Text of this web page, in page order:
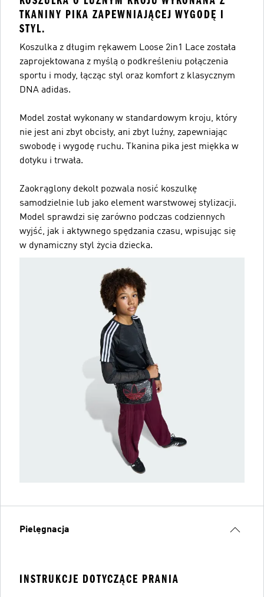
TKANINY PIKA ZAPEWNIAJĄCEJ WYGODĘ I
STYL.
Koszulka z długim rękawem Loose 2in1 Lace została
zaprojektowana z myślą o podkreśleniu połączenia
sportu i mody, łącząc styl oraz komfort z klasycznym
DNA adidas.
Model został wykonany w standardowym kroju, który
nie jest ani zbyt obcisły, ani zbyt luźny, zapewniając
swobodę i wygodę ruchu. Tkanina pika jest miękka w
dotyku i trwała.
Zaokrąglony dekolt pozwala nosić koszulkę
samodzielnie lub jako element warstwowej stylizacji.
Model sprawdzi się zarówno podczas codziennych
wyjść, jak i aktywnego spędzania czasu, wpisując się
w dynamiczny styl życia dziecka.
Pielęgnacja
INSTRUKCJE DOTYCZĄCE PRANIA